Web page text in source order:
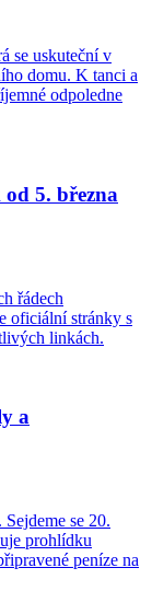
se uskuteční v
domu. K tanci a
odpoledne
5. března
řádech
oficiální stránky s
linkách.
a
se 20.
prohlídku
peníze na